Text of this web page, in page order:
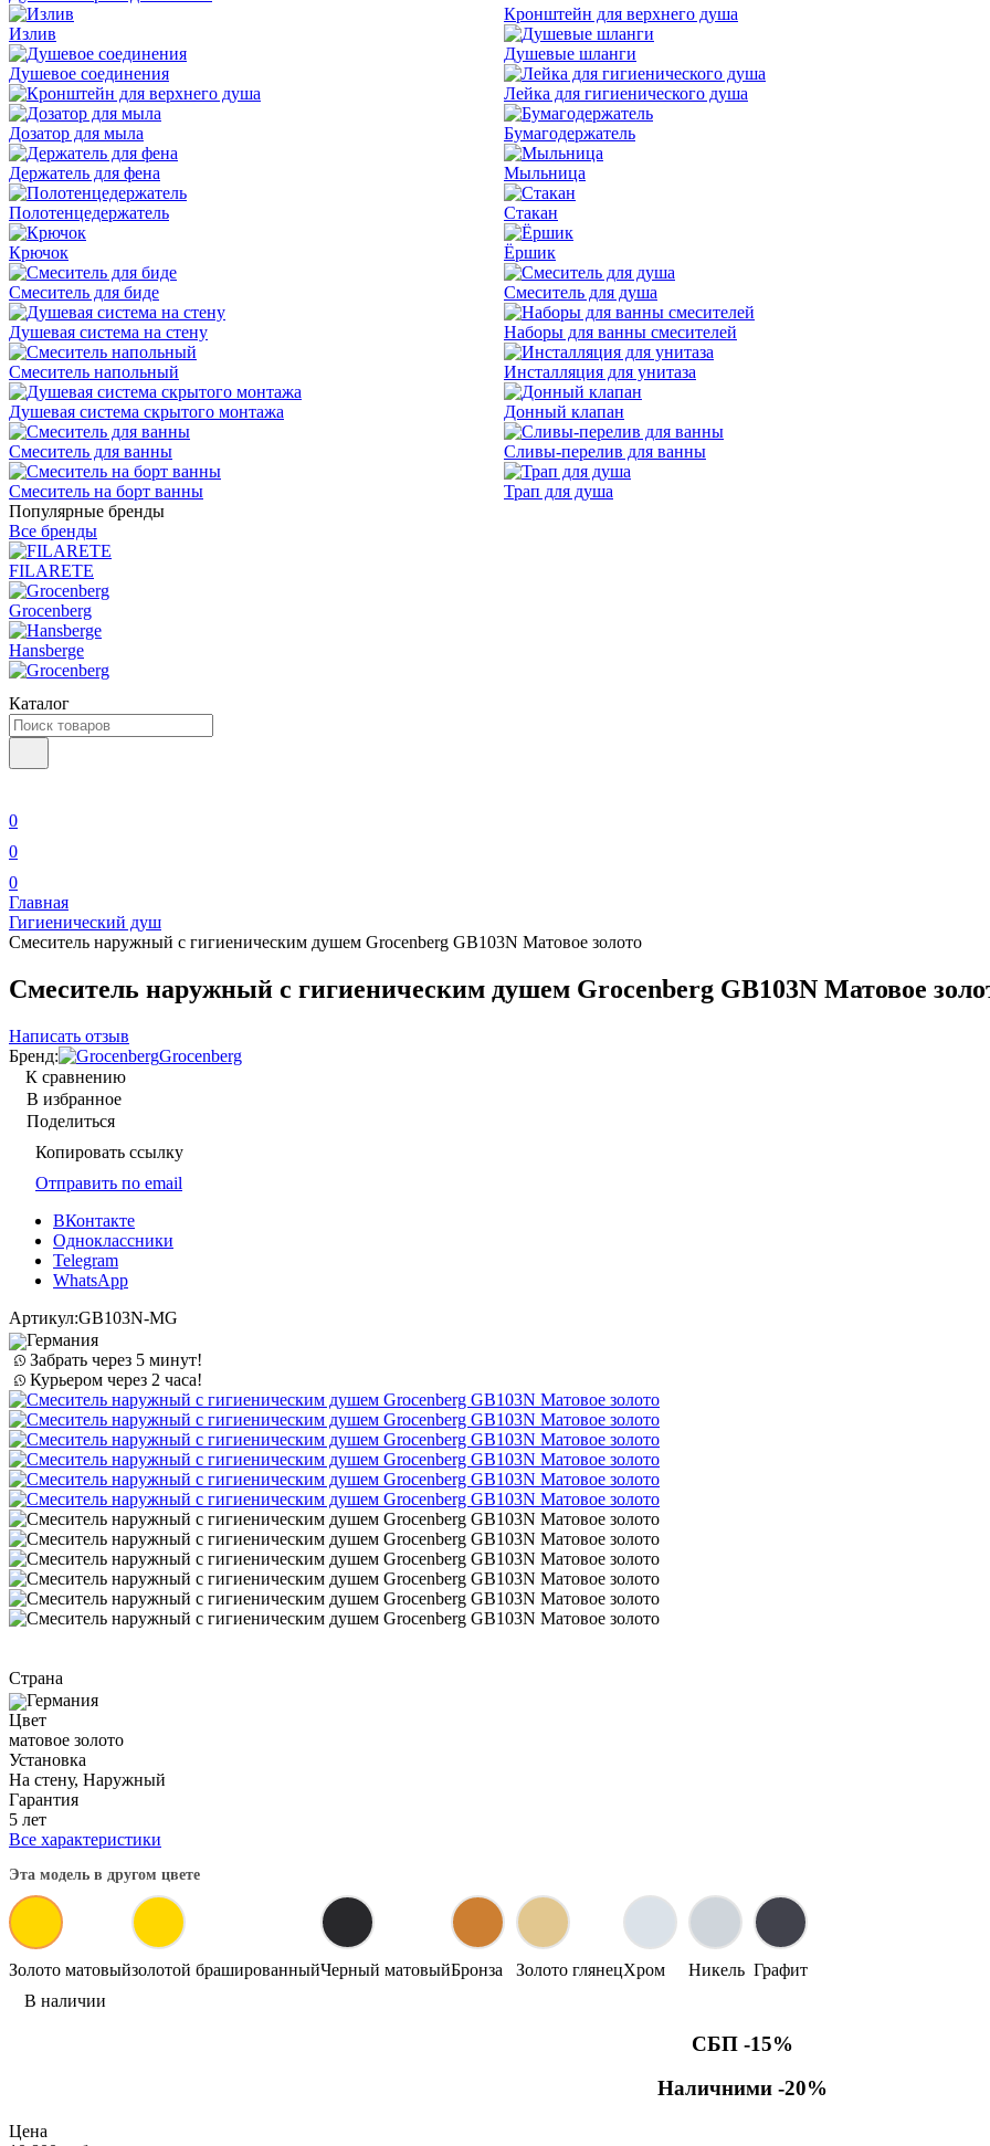
Излив
Душевое соединения
Кронштейн для верхнего душа
Душевые шланги
Лейка для гигиенического душа
Дозатор для мыла
Держатель для фена
Полотенцедержатель
Крючок
Бумагодержатель
Мыльница
Стакан
Ёршик
Смеситель для биде
Душевая система на стену
Смеситель напольный
Душевая система скрытого монтажа
Смеситель для ванны
Смеситель на борт ванны
Смеситель для душа
Наборы для ванны смесителей
Инсталляция для унитаза
Донный клапан
Cливы-перелив для ванны
Трап для душа
Популярные бренды
Все бренды
FILARETE
Grocenberg
Hansberge
Каталог
0
0
0
Главная
Гигиенический душ
Смеситель наружный с гигиеническим душем Grocenberg GB103N Матовое золото
Смеситель наружный с гигиеническим душем Grocenberg GB103N Матовое
Написать отзыв
Бренд:
Grocenberg
К сравнению
В избранное
Поделиться
Копировать ссылку
Отправить по email
ВКонтакте
Одноклассники
Telegram
WhatsApp
Артикул:GB103N-MG
Германия
Забрать через 5 минут!
Курьером через 2 часа!
Страна
Германия
Цвет
матовое золото
Установка
На стену, Наружный
Гарантия
5 лет
Все характеристики
Эта модель в другом цвете
Золото матовыйзолотой брашированныйЧерный матовыйБронза Золото глянецХром Никель Графит
В наличии
СБП -15%
Наличними -20%
Цена